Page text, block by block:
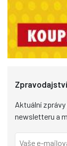
Aktuální
newsletteru a